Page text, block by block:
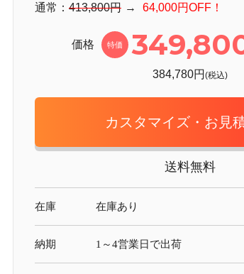
通常： 413,800円 → 64,000円OFF！
価格 特価
384,780円 (税込)
カスタマイズ・お見
送料無料
在庫 在庫あり
納期 1～4営業日で出荷